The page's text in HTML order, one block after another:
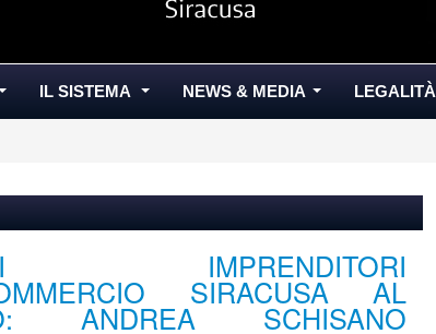
IL SISTEMA NEWS & MEDIA LEGALITÀ
IMPRENDITORI
SIRACUSA AL
ANDREA SCHISANO